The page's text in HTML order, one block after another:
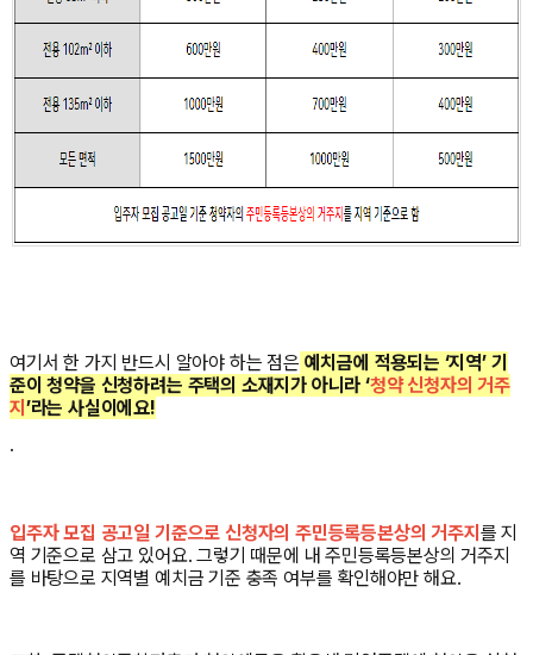
여기서 한 가지 반드시 알아야 하는 점은 예치금에 적용되는 ‘지역’ 기
준이 청약을 신청하려는 주택의 소재지가 아니라 ‘청약 신청자의 거주
지 ’라는 사실이에요!
·
입주자 모집 공고일 기준으로 신청자의 주민등록등본상의 거주지 를 지
역 기준으로 삼고 있어요. 그렇기 때문에 내 주민등록등본상의 거주지
를 바탕으로 지역별 예치금 기준 충족 여부를 확인해야만 해요.